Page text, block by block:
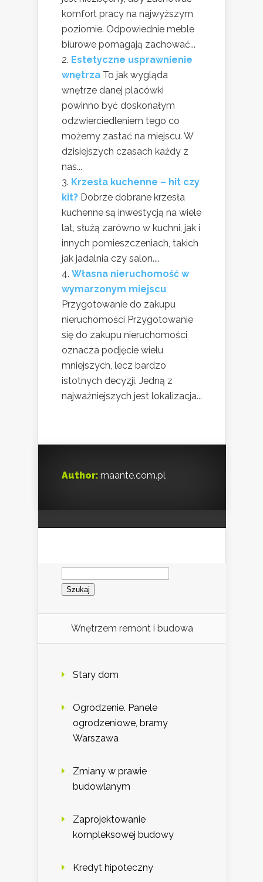
komfort pracy na najwyższym
poziomie. Odpowiednie meble
biurowe pomagają zachować...
Estetyczne usprawnienie
wnętrza To jak wygląda
wnętrze danej placówki
powinno być doskonałym
odzwierciedleniem tego co
możemy zastać na miejscu. W
dzisiejszych czasach każdy z
nas...
Krzesła kuchenne – hit czy
kit? Dobrze dobrane krzesła
kuchenne są inwestycją na wiele
lat, służą zarówno w kuchni, jak i
innych pomieszczeniach, takich
jak jadalnia czy salon....
Własna nieruchomość w
wymarzonym miejscu
Przygotowanie do zakupu
nieruchomości Przygotowanie
się do zakupu nieruchomości
oznacza podjęcie wielu
mniejszych, lecz bardzo
istotnych decyzji. Jedną z
najważniejszych jest lokalizacja...
Author: maante.com.pl
Szukaj:
Wnętrzem remont i budowa
Stary dom
Ogrodzenie. Panele
ogrodzeniowe, bramy
Warszawa
Zmiany w prawie
budowlanym
Zaprojektowanie
kompleksowej budowy
Kredyt hipoteczny